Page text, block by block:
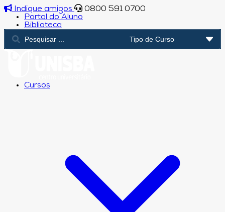
Indique amigos
0800 591 0700
Portal do Aluno
Biblioteca
Cursos